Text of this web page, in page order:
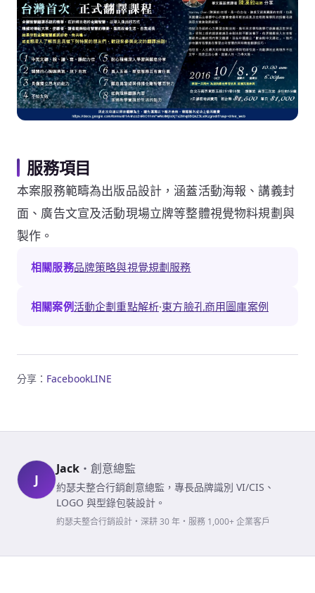
服務項目
本案服務範疇為出版品設計，涵蓋活動海報、講義封
面、廣告文宣及活動現場立牌等整體視覺物料規劃與
製作。
相關服務品牌策略與視覺規劃服務
相關案例活動企劃重點解析·東方臉孔商用圖庫案例
分享： FacebookLINE
J
Jack ・ 創意總監
約瑟夫整合行銷創意總監，專長品牌識別 VI/CIS、
LOGO 與型錄包裝設計。
約瑟夫整合行銷設計・深耕 30 年・服務 1,000+ 企業客戶